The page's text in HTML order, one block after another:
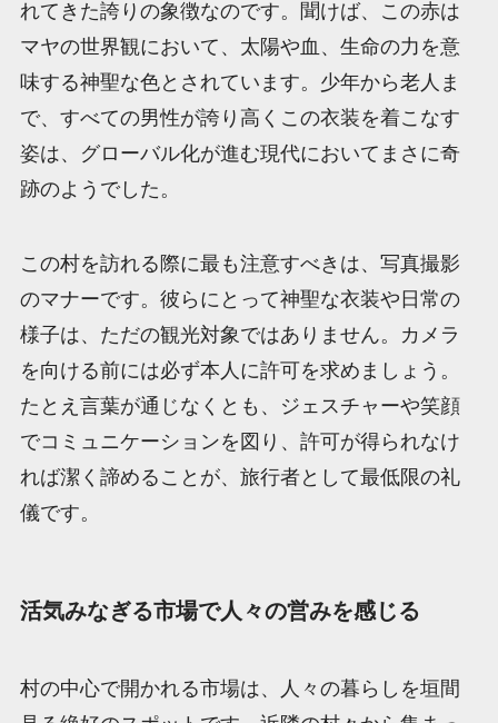
れてきた誇りの象徴なのです。聞けば、この赤は
マヤの世界観において、太陽や血、生命の力を意
味する神聖な色とされています。少年から老人ま
で、すべての男性が誇り高くこの衣装を着こなす
姿は、グローバル化が進む現代においてまさに奇
跡のようでした。
この村を訪れる際に最も注意すべきは、写真撮影
のマナーです。彼らにとって神聖な衣装や日常の
様子は、ただの観光対象ではありません。カメラ
を向ける前には必ず本人に許可を求めましょう。
たとえ言葉が通じなくとも、ジェスチャーや笑顔
でコミュニケーションを図り、許可が得られなけ
れば潔く諦めることが、旅行者として最低限の礼
儀です。
活気みなぎる市場で人々の営みを感じる
村の中心で開かれる市場は、人々の暮らしを垣間